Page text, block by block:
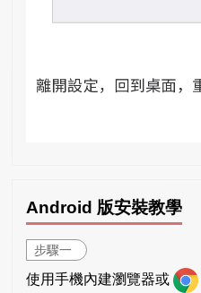
Android 版安裝教學
步驟一
使用手機內建瀏覽器或